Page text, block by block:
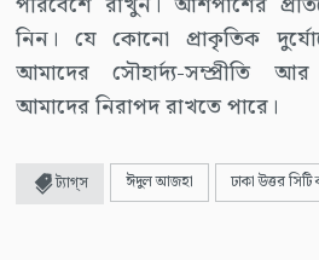
নিন। যে কোনো প্রাকৃতিক
আমাদের সৌহার্দ্য-সম্প্রীতি
আমাদের নিরাপদ রাখতে পারে।
ট্যাগ্স ঈদুল আজহা ঢাকা উত্তর